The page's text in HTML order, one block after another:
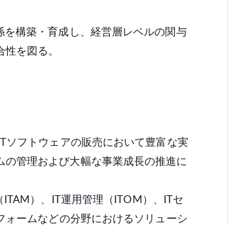
構築・育成し、経営層レベルの関与
を図る。
フトウェアの販売において豊富な実
管理および大幅な事業成長の推進に
）、IT運用管理（ITOM）、ITセ
ォームなどの分野におけるソリューシ